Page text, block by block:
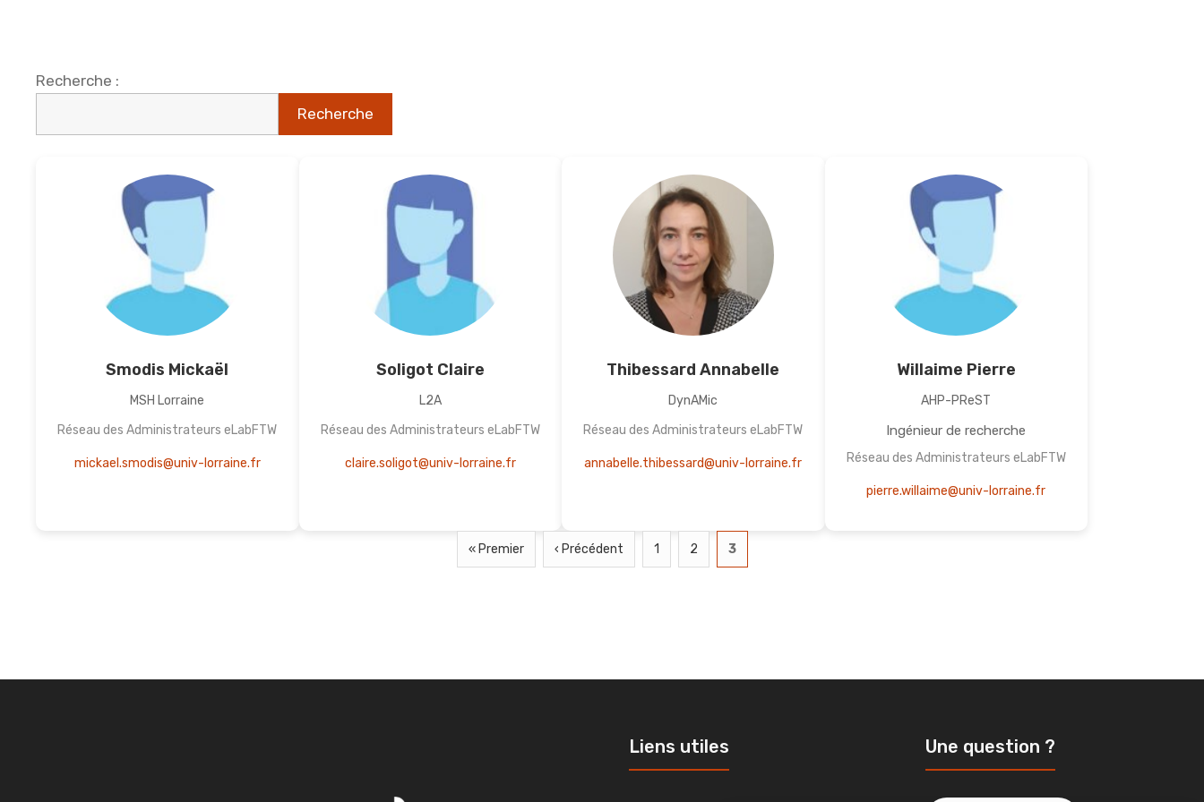
Recherche :
Smodis Mickaël
MSH Lorraine
Réseau des Administrateurs eLabFTW
mickael.smodis@univ-lorraine.fr
Soligot Claire
L2A
Réseau des Administrateurs eLabFTW
claire.soligot@univ-lorraine.fr
Thibessard Annabelle
DynAMic
Réseau des Administrateurs eLabFTW
annabelle.thibessard@univ-lorraine.fr
Willaime Pierre
AHP-PReST
Ingénieur de recherche
Réseau des Administrateurs eLabFTW
pierre.willaime@univ-lorraine.fr
« Premier ‹ Précédent 1 2 3
Liens utiles Une question ?